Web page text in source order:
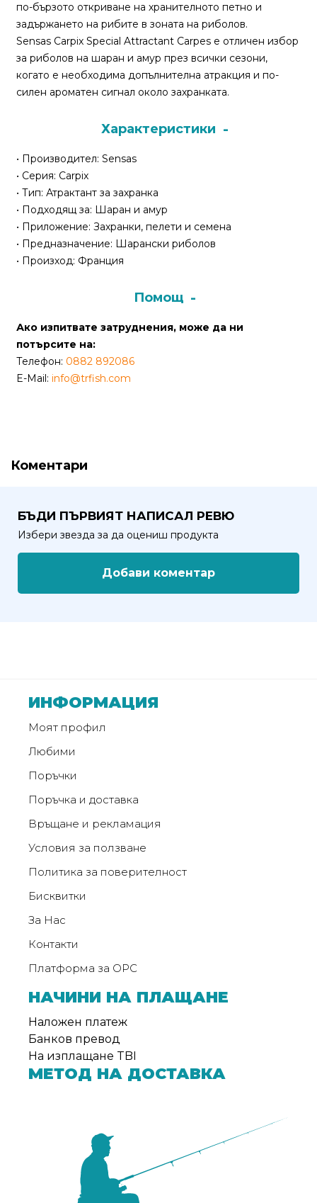
Поръчка
и
доставка
Връщане
и
за
ползване
Политика
за
поверителност
на
“бисквитки”
(Cookie)
права
Маркетинг
и
Дизайн
Weberest
по-бързото откриване на хранителното петно и
задържането на рибите в зоната на риболов.
Sensas Carpix Special Attractant Carpes е отличен избор
за риболов на шаран и амур през всички сезони,
когато е необходима допълнителна атракция и по-
силен ароматен сигнал около захранката.
Характеристики
• Производител: Sensas
• Серия: Carpix
• Тип: Атрактант за захранка
• Подходящ за: Шаран и амур
• Приложение: Захранки, пелети и семена
• Предназначение: Шарански риболов
• Произход: Франция
Помощ
Ако изпитвате затруднения, може да ни
потърсите на:
Телефон: 0882 892086
E-Mail: info@trfish.com
Коментари
БЪДИ ПЪРВИЯТ НАПИСАЛ РЕВЮ
Избери звезда за да оцениш продукта
Добави коментар
ИНФОРМАЦИЯ
Моят профил
Любими
Поръчки
Поръчка и доставка
Връщане и рекламация
Условия за ползване
Политика за поверителност
Бисквитки
За Нас
Контакти
Платформа за ОРС
НАЧИНИ НА ПЛАЩАНЕ
Наложен платеж
Банков превод
На изплащане TBI
МЕТОД НА ДОСТАВКА